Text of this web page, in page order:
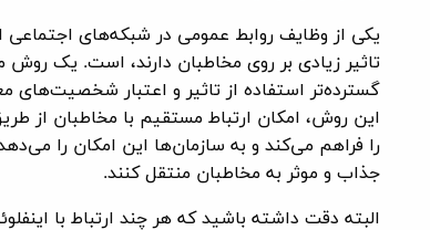
یکی از وظایف روابط عمومی در شبکه‌های اجتماعی
تاثیر زیادی بر روی مخاطبان دارند، است. یک روش
گسترده‌تر استفاده از تاثیر و اعتبار
این روش، امکان ارتباط مستقیم با مخاطبان از
را فراهم می‌کند و به سازمان‌ها این امکان را
جذاب و موثر به مخاطبان منتقل کنند.
البته دقت داشته باشید که هر چند ارتباط با